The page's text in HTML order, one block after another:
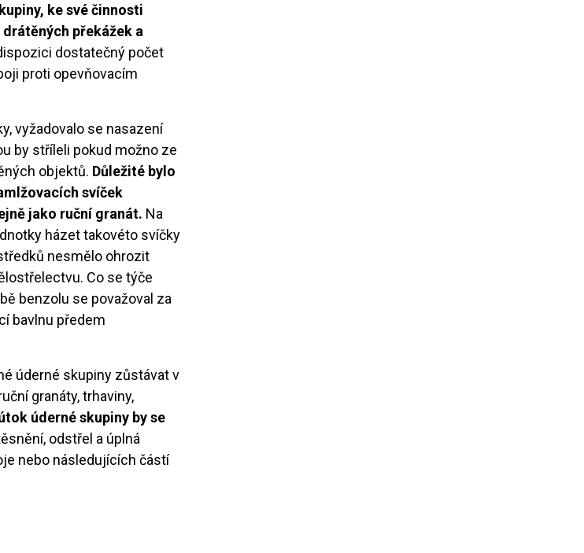
ke své činnosti
překážek a
dostatečný počet
proti opevňovacím
vyžadovalo se nasazení
by stříleli pokud možno ze
objektů. Důležité bylo
svíček
jako ruční granát. Na
házet takovéto svíčky
nesmělo ohrozit
Co se týče
benzolu se považoval za
bavlnu předem
úderné skupiny zůstávat v
granáty, trhaviny,
úderné skupiny by se
odstřel a úplná
nebo následujících částí